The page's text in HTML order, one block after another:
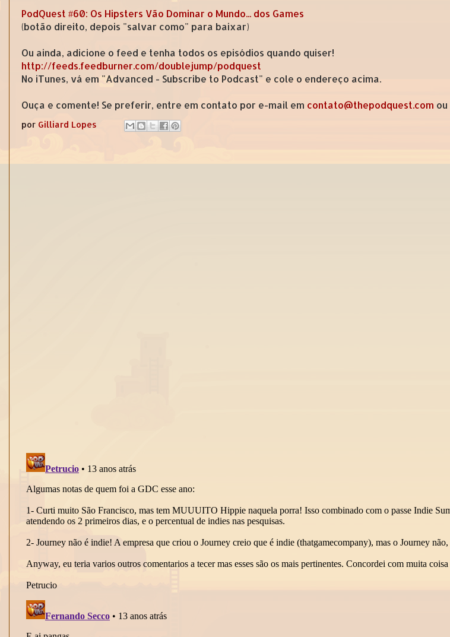
PodQuest #60: Os Hipsters Vão Dominar o Mundo... dos Games
(botão direito, depois "salvar como" para baixar)
Ou ainda, adicione o feed e tenha todos os episódios quando quiser!
http://feeds.feedburner.com/doublejump/podquest
No iTunes, vá em "Advanced - Subscribe to Podcast" e cole o endereço acima.
Ouça e comente! Se preferir, entre em contato por e-mail em contato@thepodquest.com
por Gilliard Lopes